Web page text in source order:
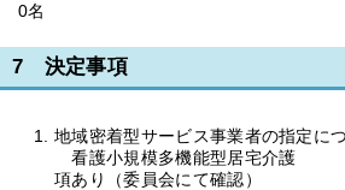
0名
7 決定事項
地域密着型サービス事業者の指定に
看護小規模多機能型居宅
項あり（委員会にて確認）